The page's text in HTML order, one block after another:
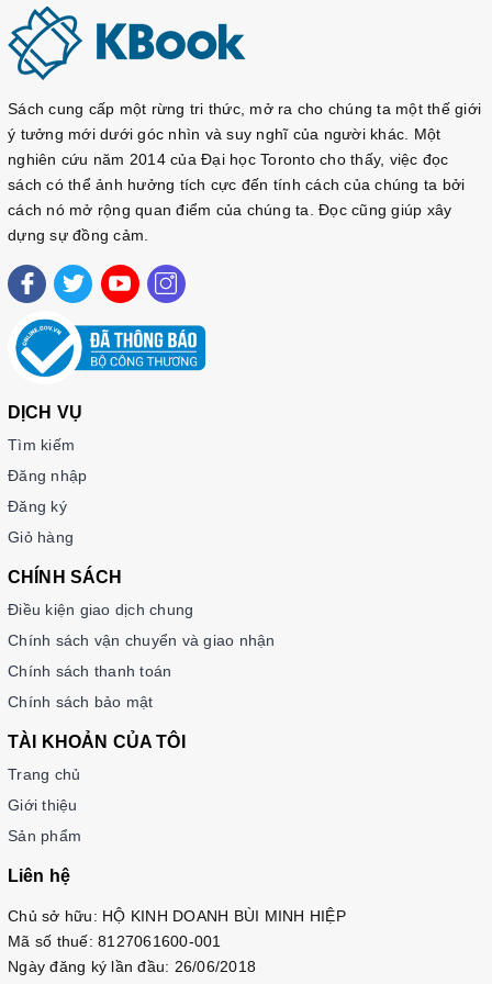
Sách cung cấp một rừng tri thức, mở ra cho chúng ta một thế giới
ý tưởng mới dưới góc nhìn và suy nghĩ của người khác. Một
nghiên cứu năm 2014 của Đại học Toronto cho thấy, việc đọc
sách có thể ảnh hưởng tích cực đến tính cách của chúng ta bởi
cách nó mở rộng quan điểm của chúng ta. Đọc cũng giúp xây
dựng sự đồng cảm.
DỊCH VỤ
Tìm kiếm
Đăng nhập
Đăng ký
Giỏ hàng
CHÍNH SÁCH
Điều kiện giao dịch chung
Chính sách vận chuyển và giao nhận
Chính sách thanh toán
Chính sách bảo mật
TÀI KHOẢN CỦA TÔI
Trang chủ
Giới thiệu
Sản phẩm
Liên hệ
Chủ sở hữu: HỘ KINH DOANH BÙI MINH HIỆP
Mã số thuế: 8127061600-001
Ngày đăng ký lần đầu: 26/06/2018